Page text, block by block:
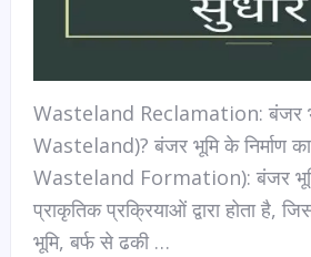
Wasteland Reclamation: बंजर
Wasteland)? बंजर भूमि के निर्माण
Wasteland Formation): बंजर भूमि
प्राकृतिक प्रक्रियाओं द्वारा होता है,
भूमि, बर्फ से ढकी …